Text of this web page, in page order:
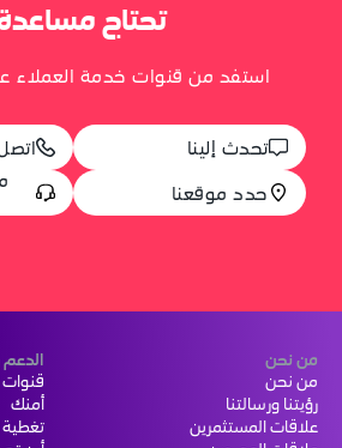
تحتاج
استفد من قنوات خدمة العملاء
تحدث إلينا
حدد موقعنا
من نحن
من نحن
رؤيتنا ورسالتنا
علاقات المستثمرين
قنوات
أمنك